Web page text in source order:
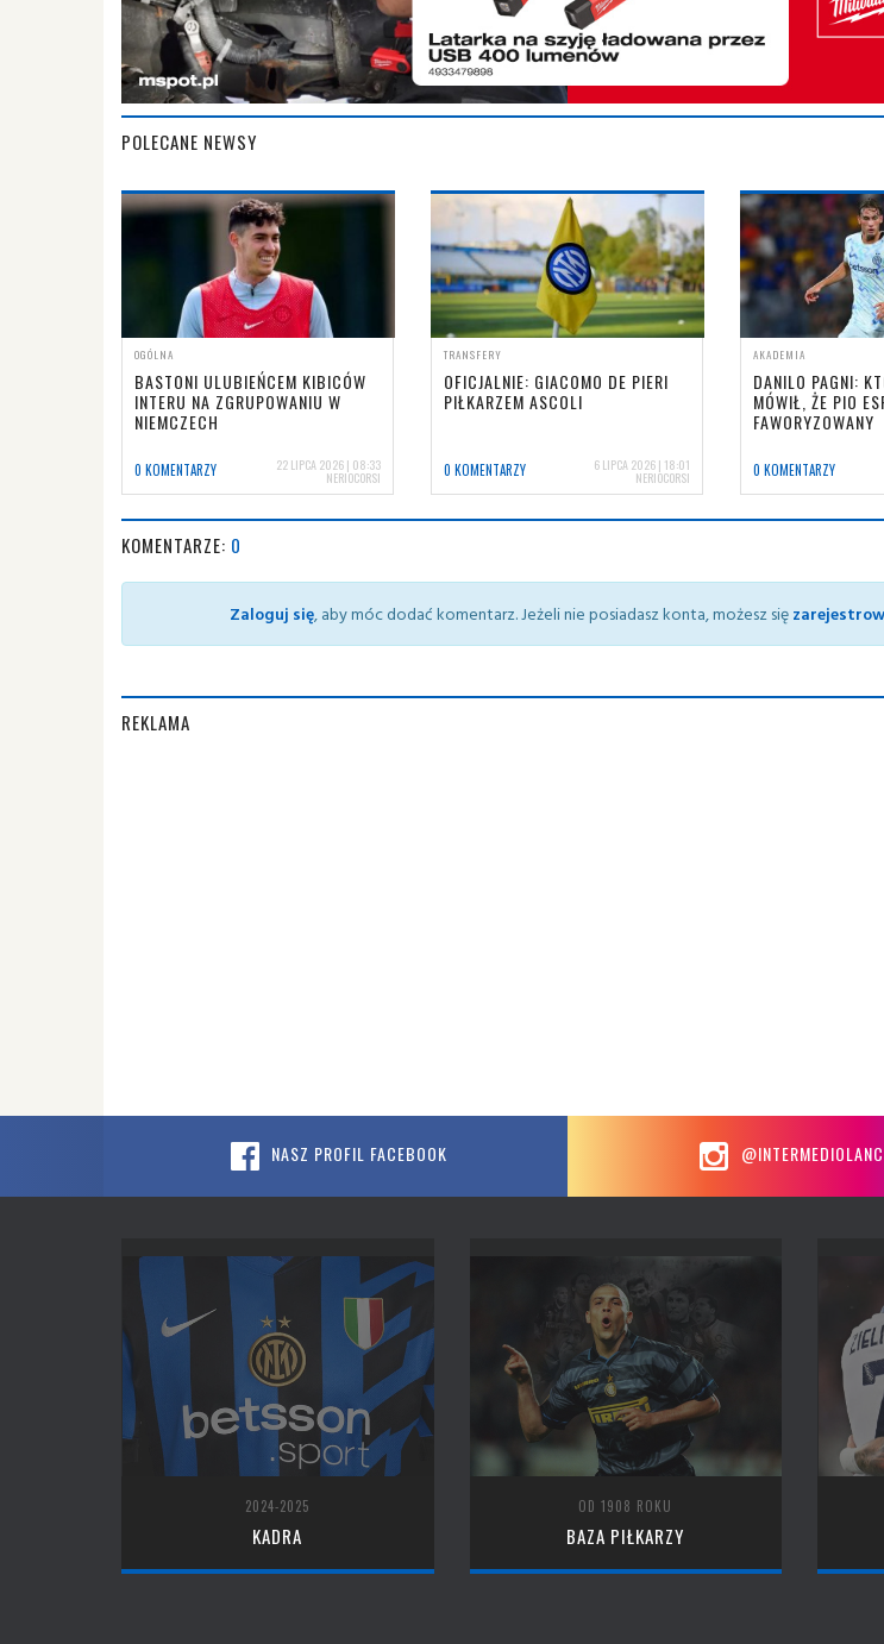
POLECANE NEWSY
OGÓLNA
BASTONI ULUBIEŃCEM KIBICÓW
INTERU NA ZGRUPOWANIU W
NIEMCZECH
0 KOMENTARZY 22 LIPCA 2026 | 08:33
NERIOCORSI
TRANSFERY
OFICJALNIE: GIACOMO DE PIERI
PIŁKARZEM ASCOLI
0 KOMENTARZY 6 LIPCA 2026 | 18:01
NERIOCORSI
AKADEMIA
DANILO PAGNI:
MÓWIŁ, ŻE PIO
FAWORYZOWANY
0 KOMENTARZY
KOMENTARZE: 0
Zaloguj się, aby móc dodać komentarz. Jeżeli nie posiadasz konta, możesz się
REKLAMA
NASZ PROFIL FACEBOOK
2024-2025
KADRA
OD 1908 ROKU
BAZA PIŁKARZY